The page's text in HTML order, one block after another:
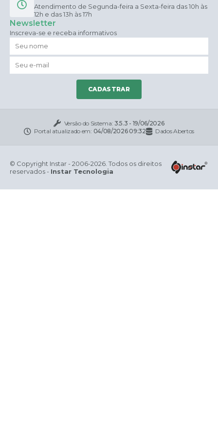
Atendimento de Segunda-feira a Sexta-feira das 10h às
12h e das 13h às 17h
Newsletter
Inscreva-se e receba informativos
CADASTRAR
Versão do Sistema: 3.5.3 - 19/06/2026
Portal atualizado em: 04/08/2026 09:32 Dados Abertos
© Copyright Instar - 2006-2026. Todos os direitos
reservados - Instar Tecnologia